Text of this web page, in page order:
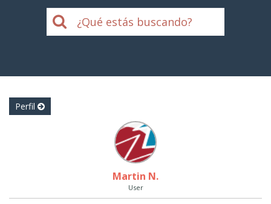
Perfil
Martin N.
User